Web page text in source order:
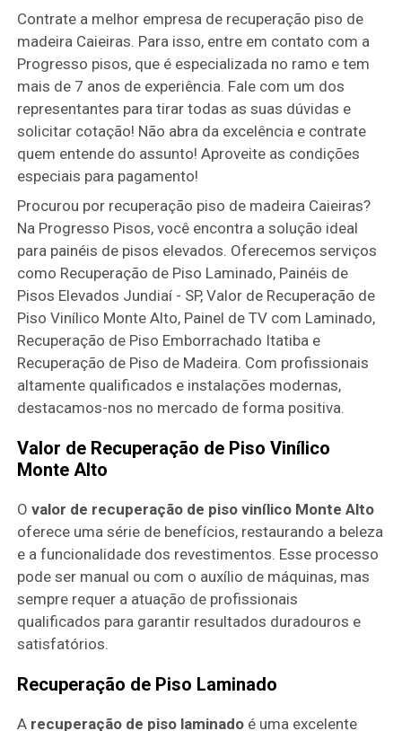
Contrate a melhor empresa de recuperação piso de
madeira Caieiras. Para isso, entre em contato com a
Progresso pisos, que é especializada no ramo e tem
mais de 7 anos de experiência. Fale com um dos
representantes para tirar todas as suas dúvidas e
solicitar cotação! Não abra da excelência e contrate
quem entende do assunto! Aproveite as condições
especiais para pagamento!
Procurou por recuperação piso de madeira Caieiras?
Na Progresso Pisos, você encontra a solução ideal
para painéis de pisos elevados. Oferecemos serviços
como Recuperação de Piso Laminado, Painéis de
Pisos Elevados Jundiaí - SP, Valor de Recuperação de
Piso Vinílico Monte Alto, Painel de TV com Laminado,
Recuperação de Piso Emborrachado Itatiba e
Recuperação de Piso de Madeira. Com profissionais
altamente qualificados e instalações modernas,
destacamos-nos no mercado de forma positiva.
Valor de Recuperação de Piso Vinílico
Monte Alto
Ovalor de recuperação de piso vinílico Monte Alto
oferece uma série de benefícios, restaurando a beleza
e a funcionalidade dos revestimentos. Esse processo
pode ser manual ou com o auxílio de máquinas, mas
sempre requer a atuação de profissionais
qualificados para garantir resultados duradouros e
satisfatórios.
Recuperação de Piso Laminado
A recuperação de piso laminado é uma excelente